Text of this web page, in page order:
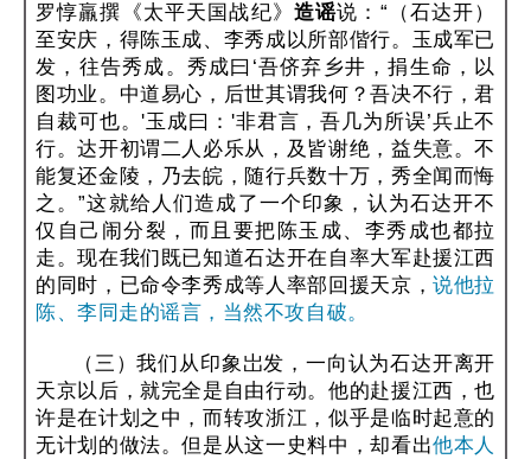
罗惇羸撰《太平天国战纪》 造谣说：“（石达开）
至安庆，得陈玉成、李秀成以所部偕行。玉成军已
发，往告秀成。秀成曰‘吾侪弃乡井，捐生命，以
图功业。中道易心，后世其谓我何？吾决不行，君
自裁可也。'玉成曰：'非君言，吾几为所误’兵止不
行。达开初谓二人必乐从，及皆谢绝，益失意。不
能复还金陵，乃去皖，随行兵数十万，秀全闻而悔
之。”这就给人们造成了一个印象，认为石达开不
仅自己闹分裂，而且要把陈玉成、李秀成也都拉
走。现在我们既已知道石达开在自率大军赴援江西
的同时，已命令李秀成等人率部回援天京，说他拉
陈、李同走的谣言，当然不攻自破。
（三）我们从印象岀发，一向认为石达开离开
天京以后，就完全是自由行动。他的赴援江西，也
许是在计划之中，而转攻浙江，似乎是临时起意的
无计划的做法。但是从这一史料中，却看出他本人